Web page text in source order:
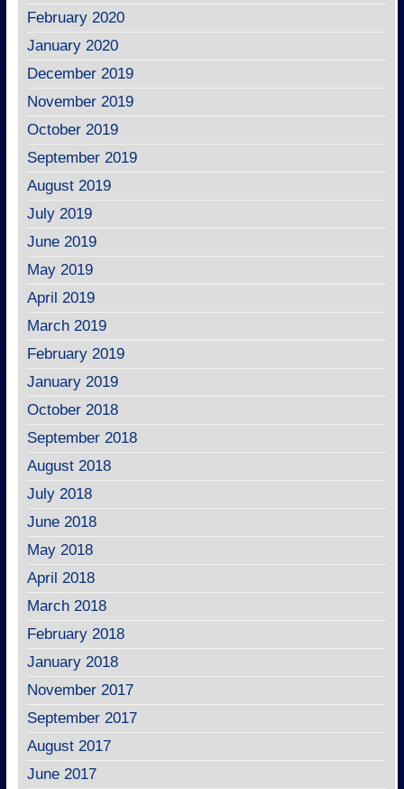
February 2020
January 2020
December 2019
November 2019
October 2019
September 2019
August 2019
July 2019
June 2019
May 2019
April 2019
March 2019
February 2019
January 2019
October 2018
September 2018
August 2018
July 2018
June 2018
May 2018
April 2018
March 2018
February 2018
January 2018
November 2017
September 2017
August 2017
June 2017